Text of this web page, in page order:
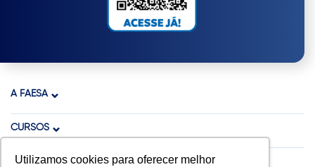
Utilizamos cookies para oferecer melhor
A FAESA
CURSOS
ACONTECE NA FAESA